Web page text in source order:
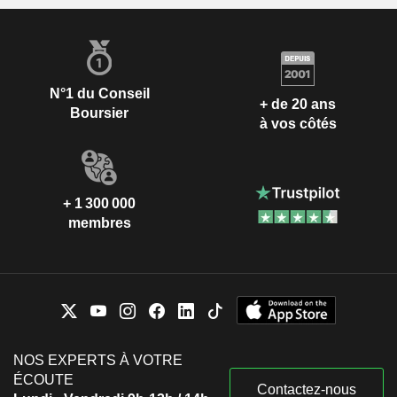
N°1 du Conseil
Boursier
+ de 20 ans
à vos côtés
+ 1 300 000
membres
NOS EXPERTS À VOTRE
ÉCOUTE
Contactez-nous